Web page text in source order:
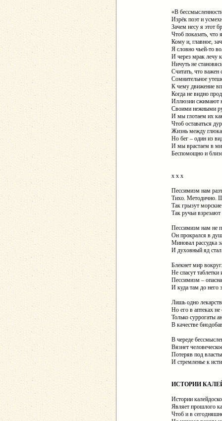
«В
Изрёк поэт и
Зачем несу я этот
Чтоб показать, что
Кому и, главное,
Я словно чьей-то
И через мрак лечу
Ничуть не
Считать, что важен
Сомнительное
К чему движение
Когда не видно
Иллюзии сжимают
Своими нежными
И мы глотаем их
Чтоб оставаться
Жизнь между
Но бег – один из
И мы врастаем в
Беспомощно и
х х х
Пессимизм нам
Тихо. Методично.
Так грызут
Так ручьи взрезают
Пессимизм нам не
Он прокрался в
Миновал рассудка
И духовный яд
Блекнет мир
Не спасут таблетки
Пессимизм –
И куда там до него
Лишь одно
Но его в аптеках
Только суррогаты
В качестве
В череде
Вязнет
Потеряв под
И стремленье к
ИСТОРИИ
Истории
Являет прошлого
Чтоб и в